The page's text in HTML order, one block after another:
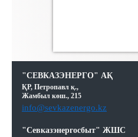
"СЕВКАЗЭНЕРГО" АҚ
ҚР, Петропавл қ.,
Жамбыл көш., 215
info@sevkazenergo.kz
"Севказэнергосбыт" ЖШС